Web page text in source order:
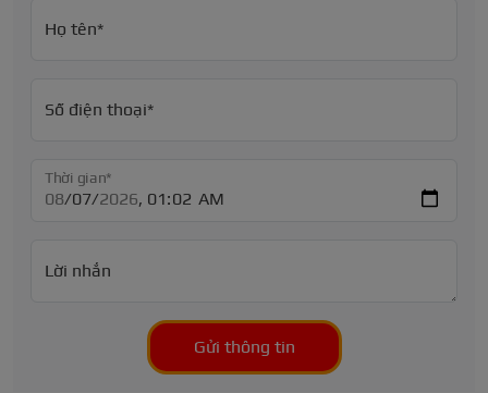
Họ tên*
Số điện thoại*
Thời gian*
Lời nhắn
Gửi thông tin